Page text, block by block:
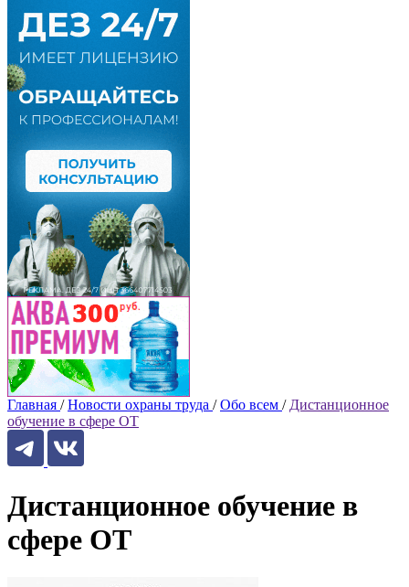
Главная / Новости охраны труда / Обо всем / Дистанционное
обучение в сфере ОТ
Дистанционное обучение в
сфере ОТ